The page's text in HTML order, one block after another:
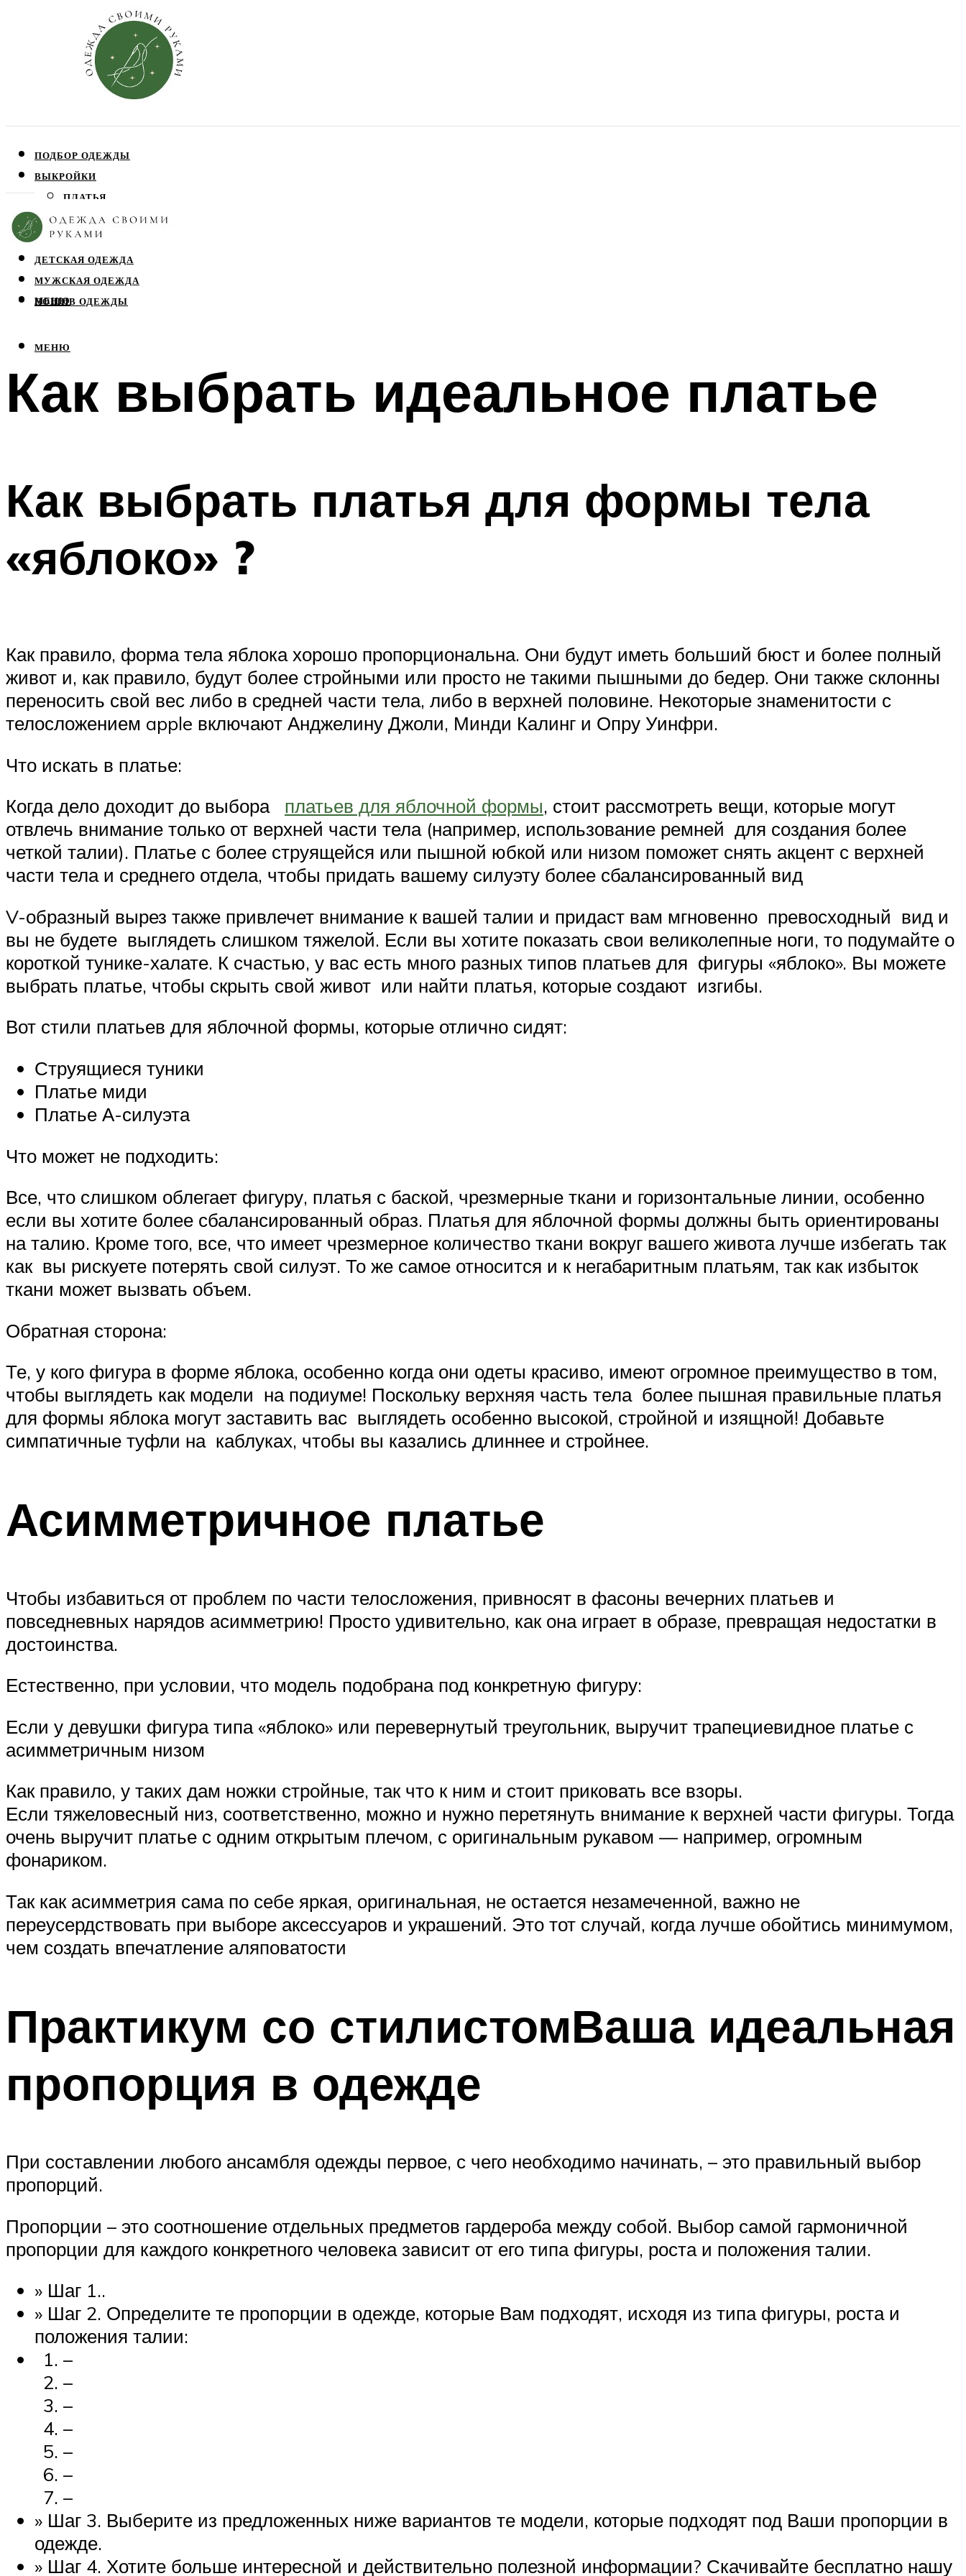
ПОДБОР ОДЕЖДЫ
ВЫКРОЙКИ
ПЛАТЬЯ
ЮБКИ
БЛУЗЫ
ДЕТСКАЯ ОДЕЖДА
МУЖСКАЯ ОДЕЖДА
ПОШИВ ОДЕЖДЫ
МЕНЮ
МЕНЮ
Как выбрать идеальное платье
Как выбрать платья для формы тела
«яблоко» ?
Как правило, форма тела яблока хорошо пропорциональна. Они будут иметь больший бюст и более полный
живот и, как правило, будут более стройными или просто не такими пышными до бедер. Они также склонны
переносить свой вес либо в средней части тела, либо в верхней половине. Некоторые знаменитости с
телосложением apple включают Анджелину Джоли, Минди Калинг и Опру Уинфри.
Что искать в платье:
Когда дело доходит до выбора платьев для яблочной формы, стоит рассмотреть вещи, которые могут
отвлечь внимание только от верхней части тела (например, использование ремней для создания более
четкой талии). Платье с более струящейся или пышной юбкой или низом поможет снять акцент с верхней
части тела и среднего отдела, чтобы придать вашему силуэту более сбалансированный вид
V-образный вырез также привлечет внимание к вашей талии и придаст вам мгновенно превосходный вид и
вы не будете выглядеть слишком тяжелой. Если вы хотите показать свои великолепные ноги, то подумайте о
короткой тунике-халате. К счастью, у вас есть много разных типов платьев для фигуры «яблоко». Вы можете
выбрать платье, чтобы скрыть свой живот или найти платья, которые создают изгибы.
Вот стили платьев для яблочной формы, которые отлично сидят:
Струящиеся туники
Платье миди
Платье А-силуэта
Что может не подходить:
Все, что слишком облегает фигуру, платья с баской, чрезмерные ткани и горизонтальные линии, особенно
если вы хотите более сбалансированный образ. Платья для яблочной формы должны быть ориентированы
на талию. Кроме того, все, что имеет чрезмерное количество ткани вокруг вашего живота лучше избегать так
как вы рискуете потерять свой силуэт. То же самое относится и к негабаритным платьям, так как избыток
ткани может вызвать объем.
Обратная сторона:
Те, у кого фигура в форме яблока, особенно когда они одеты красиво, имеют огромное преимущество в том,
чтобы выглядеть как модели на подиуме! Поскольку верхняя часть тела более пышная правильные платья
для формы яблока могут заставить вас выглядеть особенно высокой, стройной и изящной! Добавьте
симпатичные туфли на каблуках, чтобы вы казались длиннее и стройнее.
Асимметричное платье
Чтобы избавиться от проблем по части телосложения, привносят в фасоны вечерних платьев и
повседневных нарядов асимметрию! Просто удивительно, как она играет в образе, превращая недостатки в
достоинства.
Естественно, при условии, что модель подобрана под конкретную фигуру:
Если у девушки фигура типа «яблоко» или перевернутый треугольник, выручит трапециевидное платье с
асимметричным низом
Как правило, у таких дам ножки стройные, так что к ним и стоит приковать все взоры.
Если тяжеловесный низ, соответственно, можно и нужно перетянуть внимание к верхней части фигуры. Тогда
очень выручит платье с одним открытым плечом, с оригинальным рукавом — например, огромным
фонариком.
Так как асимметрия сама по себе яркая, оригинальная, не остается незамеченной, важно не
переусердствовать при выборе аксессуаров и украшений. Это тот случай, когда лучше обойтись минимумом,
чем создать впечатление аляповатости
Практикум со стилистомВаша идеальная
пропорция в одежде
При составлении любого ансамбля одежды первое, с чего необходимо начинать, – это правильный выбор
пропорций.
Пропорции – это соотношение отдельных предметов гардероба между собой. Выбор самой гармоничной
пропорции для каждого конкретного человека зависит от его типа фигуры, роста и положения талии.
» Шаг 1..
» Шаг 2. Определите те пропорции в одежде, которые Вам подходят, исходя из типа фигуры, роста и
положения талии:
–
–
–
–
–
–
–
» Шаг 3. Выберите из предложенных ниже вариантов те модели, которые подходят под Ваши пропорции в
одежде.
» Шаг 4. Хотите больше интересной и действительно полезной информации? Скачивайте бесплатно нашу